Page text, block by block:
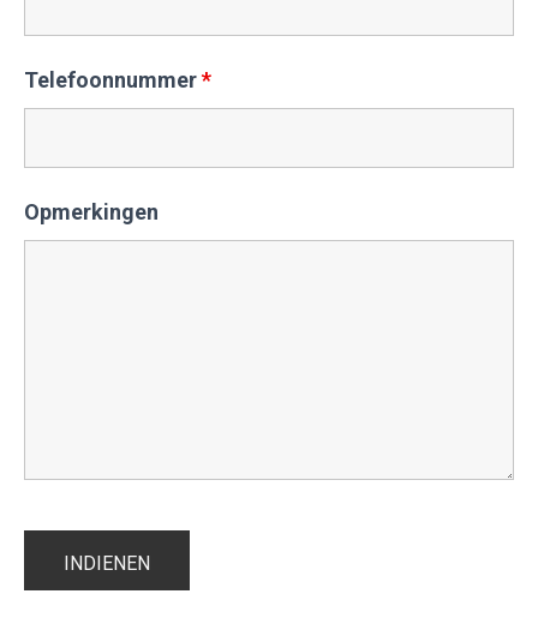
Telefoonnummer*
Opmerkingen